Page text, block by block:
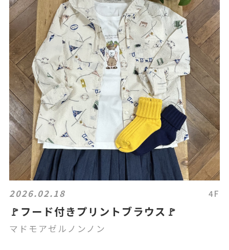
2026.02.18 4F
🚩フード付きプリントブラウス🚩
マドモアゼルノンノン